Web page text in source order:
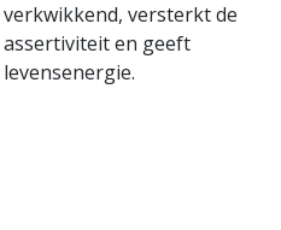
verkwikkend, versterkt de
assertiviteit en geeft
levensenergie.